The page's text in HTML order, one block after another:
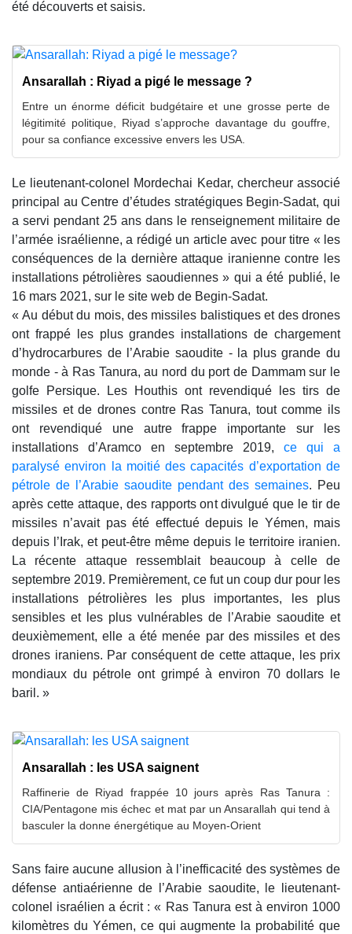
été découverts et saisis.
Ansarallah : Riyad a pigé le message ?
Entre un énorme déficit budgétaire et une grosse perte de
légitimité politique, Riyad s’approche davantage du gouffre,
pour sa confiance excessive envers les USA.
Le lieutenant-colonel Mordechai Kedar, chercheur associé
principal au Centre d’études stratégiques Begin-Sadat, qui
a servi pendant 25 ans dans le renseignement militaire de
l’armée israélienne, a rédigé un article avec pour titre « les
conséquences de la dernière attaque iranienne contre les
installations pétrolières saoudiennes » qui a été publié, le
16 mars 2021, sur le site web de Begin-Sadat.
« Au début du mois, des missiles balistiques et des drones
ont frappé les plus grandes installations de chargement
d’hydrocarbures de l’Arabie saoudite - la plus grande du
monde - à Ras Tanura, au nord du port de Dammam sur le
golfe Persique. Les Houthis ont revendiqué les tirs de
missiles et de drones contre Ras Tanura, tout comme ils
ont revendiqué une autre frappe importante sur les
installations d’Aramco en septembre 2019, ce qui a
paralysé environ la moitié des capacités d’exportation de
pétrole de l’Arabie saoudite pendant des semaines. Peu
après cette attaque, des rapports ont divulgué que le tir de
missiles n’avait pas été effectué depuis le Yémen, mais
depuis l’Irak, et peut-être même depuis le territoire iranien.
La récente attaque ressemblait beaucoup à celle de
septembre 2019. Premièrement, ce fut un coup dur pour les
installations pétrolières les plus importantes, les plus
sensibles et les plus vulnérables de l’Arabie saoudite et
deuxièmement, elle a été menée par des missiles et des
drones iraniens. Par conséquent de cette attaque, les prix
mondiaux du pétrole ont grimpé à environ 70 dollars le
baril. »
Ansarallah : les USA saignent
Raffinerie de Riyad frappée 10 jours après Ras Tanura :
CIA/Pentagone mis échec et mat par un Ansarallah qui tend à
basculer la donne énergétique au Moyen-Orient
Sans faire aucune allusion à l’inefficacité des systèmes de
défense antiaérienne de l’Arabie saoudite, le lieutenant-
colonel israélien a écrit : « Ras Tanura est à environ 1000
kilomètres du Yémen, ce qui augmente la probabilité que